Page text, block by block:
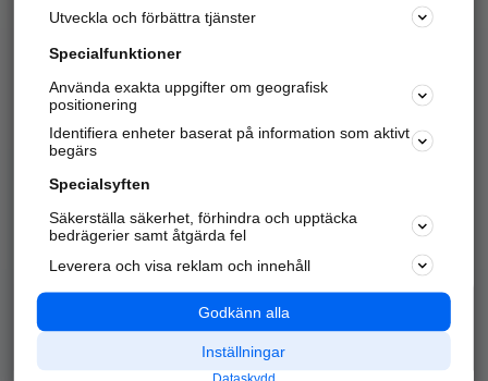
Marknadsför företaget
Kom igång och annonsera mot
samarbetspartners nära dig.
Alla kategorier
Populära sökningar
API & Kartor
Annonsera
Integritet
Nödnummer
Utveckla och förbättra tjänster
Specialfunktioner
Använda exakta uppgifter om geografisk
positionering
Identifiera enheter baserat på information som aktivt
begärs
Specialsyften
Säkerställa säkerhet, förhindra och upptäcka
bedrägerier samt åtgärda fel
Leverera och visa reklam och innehåll
Godkänn alla
Inställningar
Dataskydd